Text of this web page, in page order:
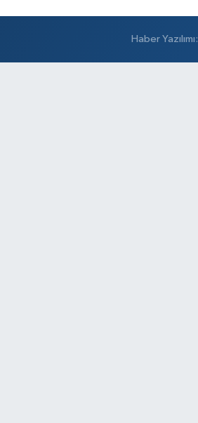
Haber Yazılımı: